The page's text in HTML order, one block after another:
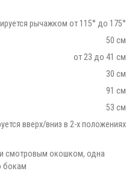
рычажком от 115° до 175°
50 см
от 23 до 41 см
30 см
91 см
53 см
вверх/вниз в 2-х положениях
смотровым окошком, одна
бокам